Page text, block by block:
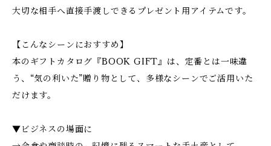
大切な相手へ直接手渡しできるプレゼント用アイテムです。
【こんなシーンにおすすめ】
本のギフトカタログ『BOOK GIFT』は、定番とは一味違
う、“気の利いた”贈り物として、多様なシーンでご活用いた
だけます。
▼ビジネスの場面に